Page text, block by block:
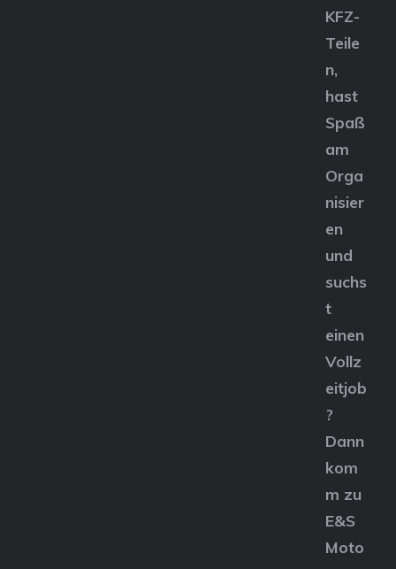
KFZ-
Teile
n,
hast
Spaß
am
Orga
nisier
en
und
suchs
t
einen
Vollz
eitjob
?
Dann
kom
m zu
E&S
Moto